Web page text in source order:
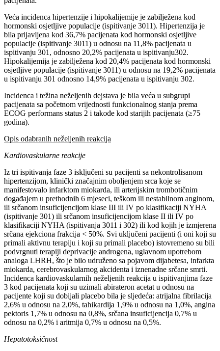
Veća incidenca hipertenzije i hipokalijemije je zabilježena kod
hormonski osjetljive populacije (ispitivanje 3011). Hipertenzija je
bila prijavljena kod 36,7% pacijenata kod hormonski osjetljive
populacije (ispitivanje 3011) u odnosu na 11,8% pacijenata u
ispitivanju 301, odnosno 20,2% pacijenata u ispitivanju302.
Hipokalijemija je zabilježena kod 20,4% pacijenata kod hormonski
osjetljive populacije (ispitivanje 3011) u odnosu na 19,2% pacijenata
u ispitivanju 301 odnosno 14,9% pacijenata u ispitivanju 302.
Incidenca i težina neželjenih dejstava je bila veća u subgrupi
pacijenata sa početnom vrijednosti funkcionalnog stanja prema
ECOG performans status 2 i takođe kod starijih pacijenata (≥75
godina).
Opis odabranih neželjenih reakcija
Kardiovaskularne reakcije
Iz tri ispitivanja faze 3 isključeni su pacijenti sa nekontrolisanom
hipertenzijom, klinički značajnim oboljenjem srca koje se
manifestovalo infarktom miokarda, ili arterijskim trombotičnim
događajem u prethodnih 6 mjeseci, teškom ili nestabilnom anginom,
ili srčanom insuficijencijom klase III ili IV po klasifikaciji NYHA
(ispitivanje 301) ili srčanom insuficijencijom klase II ili IV po
klasifikaciji NYHA (ispitivanja 3011 i 302) ili kod kojih je izmjerena
srčana ejekciona frakcija < 50%. Svi uključeni pacijenti (i oni koji su
primali aktivnu terapiju i koji su primali placebo) istovremeno su bili
podvrgnuti terapiji deprivacije androgena, uglavnom upotrebom
analoga LHRH, što je bilo udruženo sa pojavom dijabetesa, infarkta
miokarda, cerebrovaskularnog akcidenta i iznenadne srčane smrti.
Incidenca kardiovaskularnih neželjenih reakcija u ispitivanjima faze
3 kod pacijenata koji su uzimali abirateron acetat u odnosu na
pacijente koji su dobijali placebo bila je sljedeća: atrijalna fibrilacija
2,6% u odnosu na 2,0%, tahikardija 1,9% u odnosu na 1,0%, angina
pektoris 1,7% u odnosu na 0,8%, srčana insuficijencija 0,7% u
odnosu na 0,2% i aritmija 0,7% u odnosu na 0,5%.
Hepatotoksičnost